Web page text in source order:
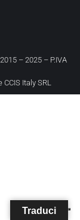
– 2025 – P.IVA
CCIS Italy SRL
Traduci